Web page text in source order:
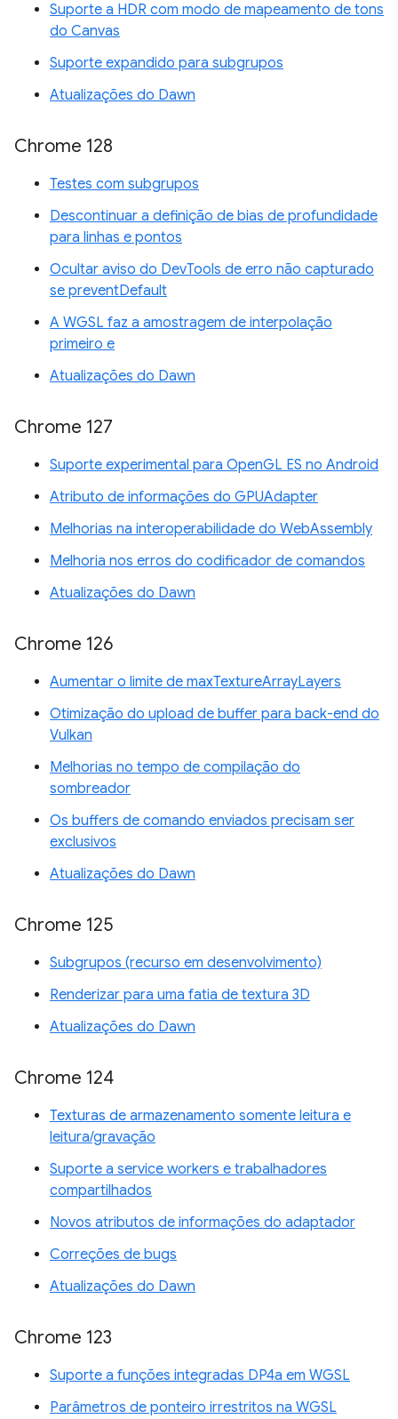
Suporte a HDR com modo de mapeamento de tons
do Canvas
Suporte expandido para subgrupos
Atualizações do Dawn
Chrome 128
Testes com subgrupos
Descontinuar a definição de bias de profundidade
para linhas e pontos
Ocultar aviso do DevTools de erro não capturado
se preventDefault
A WGSL faz a amostragem de interpolação
primeiro e
Atualizações do Dawn
Chrome 127
Suporte experimental para OpenGL ES no Android
Atributo de informações do GPUAdapter
Melhorias na interoperabilidade do WebAssembly
Melhoria nos erros do codificador de comandos
Atualizações do Dawn
Chrome 126
Aumentar o limite de maxTextureArrayLayers
Otimização do upload de buffer para back-end do
Vulkan
Melhorias no tempo de compilação do
sombreador
Os buffers de comando enviados precisam ser
exclusivos
Atualizações do Dawn
Chrome 125
Subgrupos (recurso em desenvolvimento)
Renderizar para uma fatia de textura 3D
Atualizações do Dawn
Chrome 124
Texturas de armazenamento somente leitura e
leitura/gravação
Suporte a service workers e trabalhadores
compartilhados
Novos atributos de informações do adaptador
Correções de bugs
Atualizações do Dawn
Chrome 123
Suporte a funções integradas DP4a em WGSL
Parâmetros de ponteiro irrestritos na WGSL